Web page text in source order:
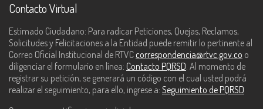
Contacto Virtual
Estimado Ciudadano: Para radicar Peticiones, Quejas, Reclamos,
Solicitudes y Felicitaciones a la Entidad puede remitir lo pertinente al
Correo Oficial Institucional de RTVC correspondencia@rtvc.gov.co o
diligenciar el formulario en línea: Contacto PQRSD. Al momento de
registrar su petición, se generará un código con el cual usted podrá
realizar el seguimiento, para ello, ingrese a: Seguimiento de PQRSD